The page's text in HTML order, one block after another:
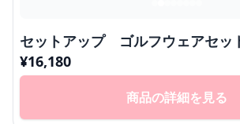
セットアップ ゴルフウェアセッ
¥16,180
商品の詳細を見る